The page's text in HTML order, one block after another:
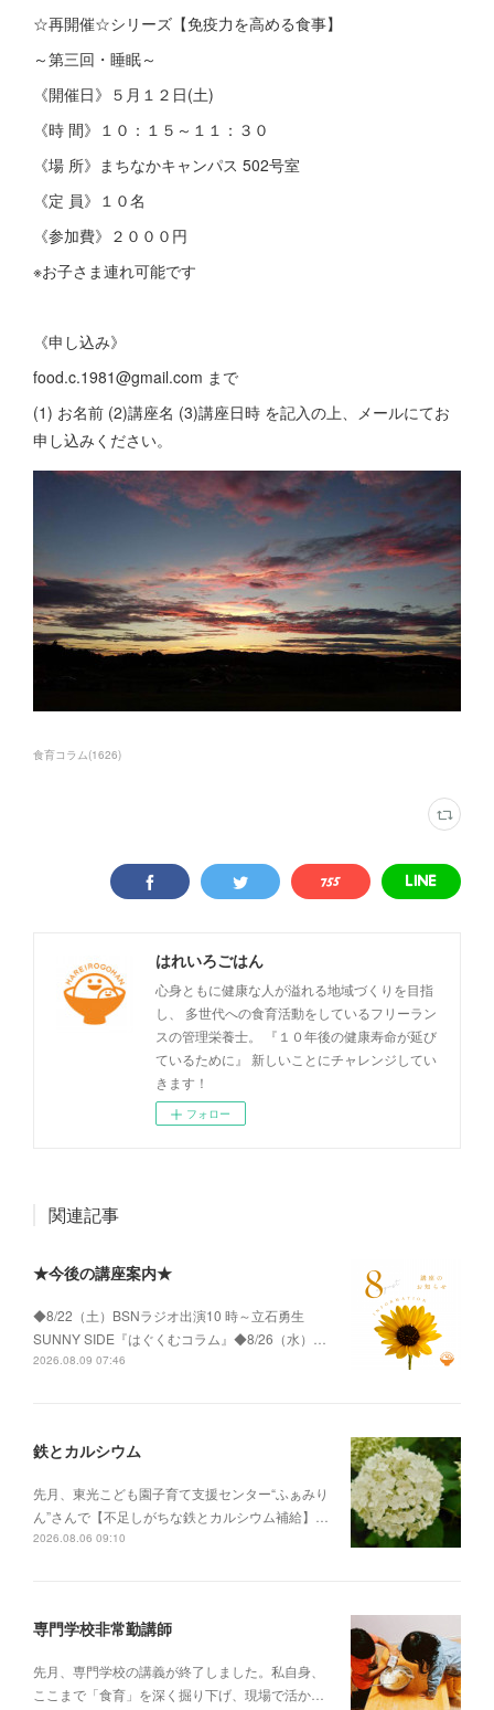
☆再開催☆シリーズ【免疫力を高める食事】
～第三回・睡眠～
《開催日》５月１２日(土)
《時 間》１０：１５～１１：３０
《場 所》まちなかキャンパス 502号室
《定 員》１０名
《参加費》２０００円
※お子さま連れ可能です
《申し込み》
food.c.1981@gmail.com まで
(1) お名前 (2)講座名 (3)講座日時 を記入の上、メールにてお
申し込みください。
食育コラム(1626)
はれいろごはん
心身ともに健康な人が溢れる地域づくりを目指
し、 多世代への食育活動をしているフリーラン
スの管理栄養士。 『１０年後の健康寿命が延び
ているために』 新しいことにチャレンジしてい
きます！
フォロー
関連記事
★今後の講座案内★
◆8/22（土）BSNラジオ出演10 時～立石勇生
SUNNY SIDE『はぐくむコラム』◆8/26（水）…
2026.08.09 07:46
鉄とカルシウム
先月、東光こども園子育て支援センター“ふぁみり
ん”さんで【不足しがちな鉄とカルシウム補給】…
2026.08.06 09:10
専門学校非常勤講師
先月、専門学校の講義が終了しました。私自身、
ここまで「食育」を深く掘り下げ、現場で活か…